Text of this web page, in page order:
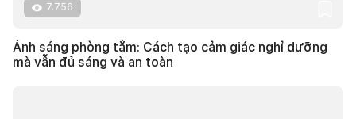
7.756
Ánh sáng phòng tắm: Cách tạo cảm giác nghỉ dưỡng
mà vẫn đủ sáng và an toàn